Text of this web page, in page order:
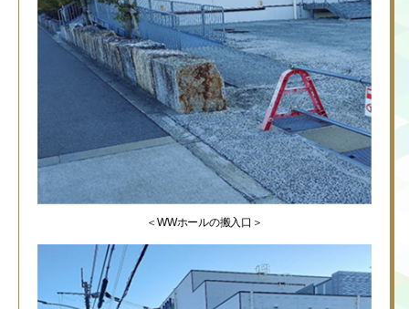
＜WWホールの搬入口＞